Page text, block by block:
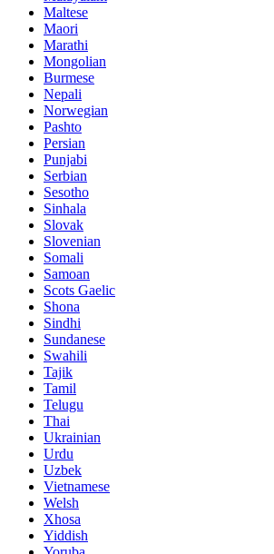
Maltese
Maori
Marathi
Mongolian
Burmese
Nepali
Norwegian
Pashto
Persian
Punjabi
Serbian
Sesotho
Sinhala
Slovak
Slovenian
Somali
Samoan
Scots Gaelic
Shona
Sindhi
Sundanese
Swahili
Tajik
Tamil
Telugu
Thai
Ukrainian
Urdu
Uzbek
Vietnamese
Welsh
Xhosa
Yiddish